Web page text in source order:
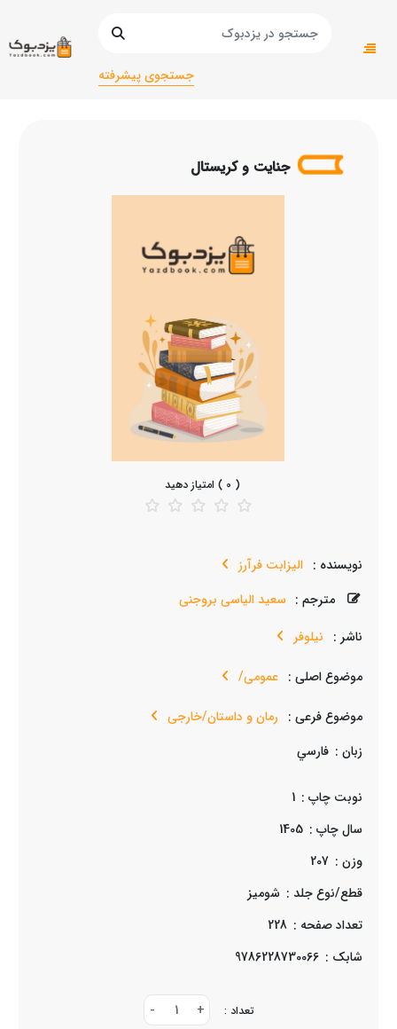
جستجوی پیشرفته
صفحه اصلی
رمان و داستان/خارجی
جنایت و کریستال
( 0 ) امتیاز دهید
نویسنده : الیزابت فرآرز
مترجم : سعید الیاسی بروجنی
ناشر : نیلوفر
موضوع اصلی : عمومی/
موضوع فرعی : رمان و داستان/خارجی
زبان : فارسي
نوبت چاپ : 1
سال چاپ : 1405
وزن : 207
قطع/نوع جلد : شوميز
تعداد صفحه : 228
شابک : 9786228730066
تعداد : +
1
-